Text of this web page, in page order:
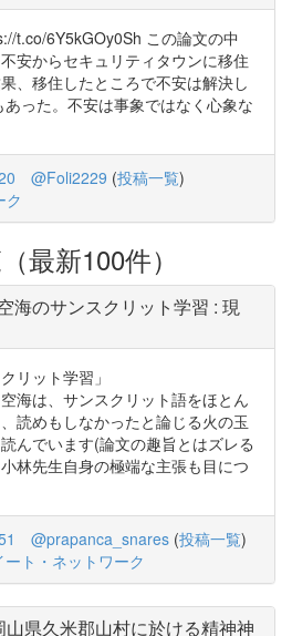
t.co/6Y5kGOy0Sh この論文の中
安からセキュリティタウンに移住
、移住したところで不安は解決し
った。不安は事象ではなく心象な
@Foli2229 (投稿一覧)
ク
最新100件）
海のサンスクリット学習 : 現
リット学習」
海は、サンスクリット語をほとん
読めもしなかったと論じる火の玉
んでいます(論文の趣旨とはズレる
林先生自身の極端な主張も目につ
@prapanca_snares (投稿一覧)
ート・ネットワーク
山県久米郡山村に於ける精神神